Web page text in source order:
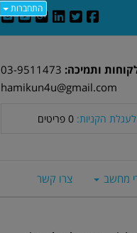
התחברות
ותמיכה: 03-9511473
hamikun4u@gmail.com
0
מחשב צרו קשר